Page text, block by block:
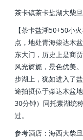
茶卡镇茶卡盐湖大柴旦
【茶卡盐湖50+50小
点，地处青海柴达木
东大门，历史上是商
风光旖旎，景色优美
步湖上，犹如进入了
途拍摄位于柴达木盆
30分钟）同托素湖统
过。
参考酒店：海西大柴